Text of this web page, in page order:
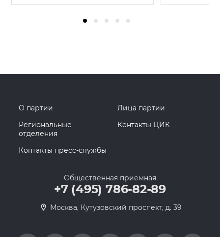
О партии
Лица партии
Региональные
отделения
Контакты ЦИК
Контакты пресс-службы
Общественная приемная
+7 (495) 786-82-89
Москва, Кутузовский проспект, д. 39